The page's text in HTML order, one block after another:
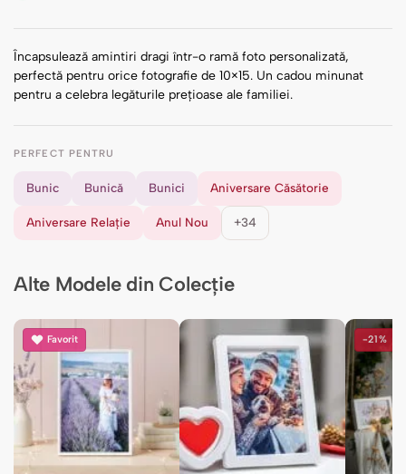
Încapsulează amintiri dragi într-o ramă foto personalizată,
perfectă pentru orice fotografie de 10×15. Un cadou minunat
pentru a celebra legăturile prețioase ale familiei.
PERFECT PENTRU
Bunic Bunică Bunici Aniversare Căsătorie
Aniversare Relație Anul Nou +34
Alte Modele din Colecție
Favorit -21%